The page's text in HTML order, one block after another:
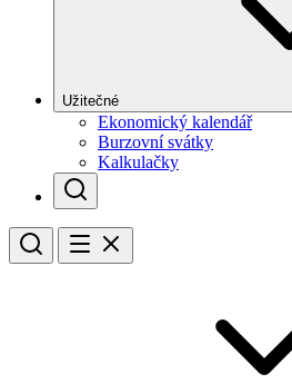
Užitečné
Ekonomický kalendář
Burzovní svátky
Kalkulačky